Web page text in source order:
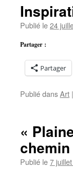
Publié le24
Partager :
Partager
Publié dansArt |
«
Publié le7